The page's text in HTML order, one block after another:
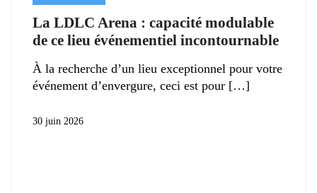
La LDLC Arena : capacité modulable
de ce lieu événementiel incontournable
À la recherche d’un lieu exceptionnel pour votre
événement d’envergure, ceci est pour
30 juin 2026